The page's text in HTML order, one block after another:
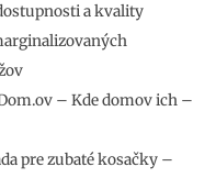
a kvality
– Kde domov ich –
pre zubaté kosačky –